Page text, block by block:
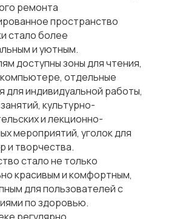
ремонта
пространство
стало более
и уютным.
доступны зоны для чтения,
отдельные
для индивидуальной работы,
культурно-
и лекционно-
мероприятий, уголок для
и творчества.
стало не только
красивым и комфортным,
для пользователей с
по здоровью.